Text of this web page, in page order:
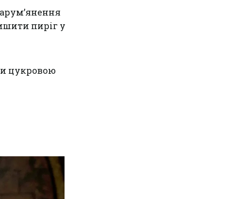
пиріг у
цукровою